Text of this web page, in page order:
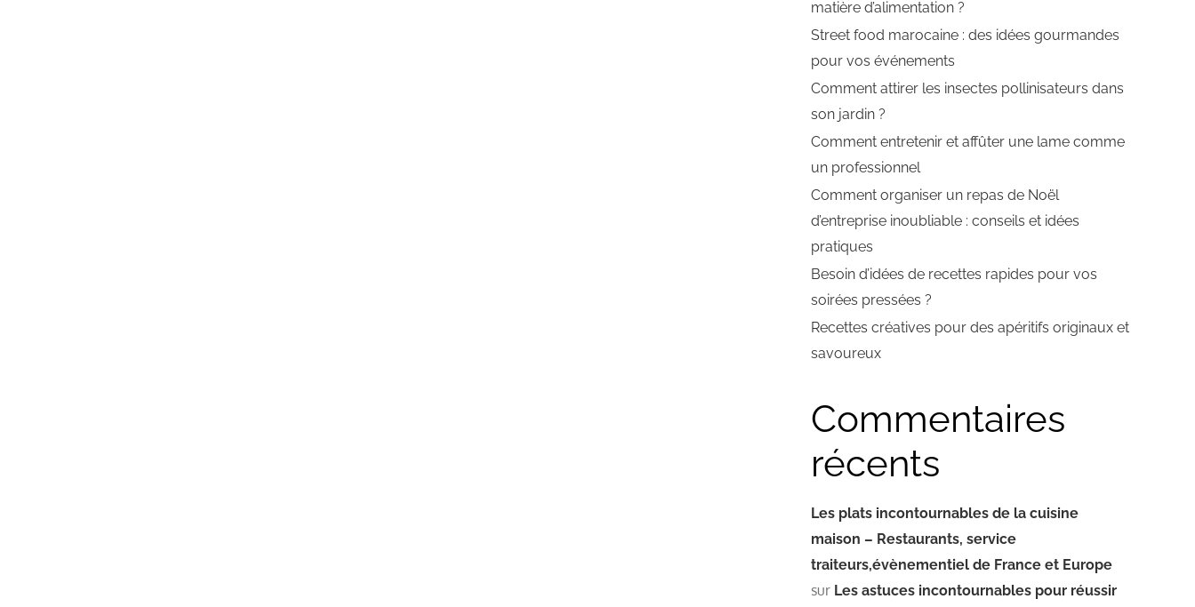
matière d’alimentation ?
Street food marocaine : des idées gourmandes
pour vos événements
Comment attirer les insectes pollinisateurs dans
son jardin ?
Comment entretenir et affûter une lame comme
un professionnel
Comment organiser un repas de Noël
d’entreprise inoubliable : conseils et idées
pratiques
Besoin d’idées de recettes rapides pour vos
soirées pressées ?
Recettes créatives pour des apéritifs originaux et
savoureux
Commentaires
récents
Les plats incontournables de la cuisine
maison – Restaurants, service
traiteurs,évènementiel de France et Europe
sur Les astuces incontournables pour réussir